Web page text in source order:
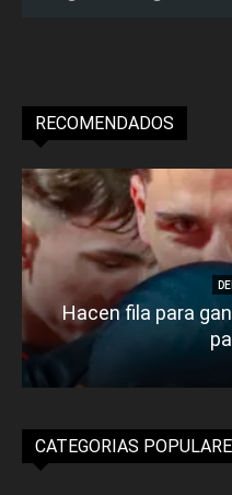
RECOMENDADOS
Hacen fila para
CATEGORIAS